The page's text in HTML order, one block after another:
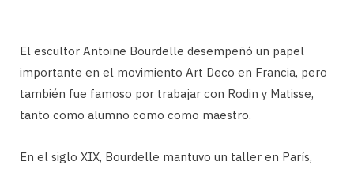
El escultor Antoine Bourdelle desempeñó un papel
importante en el movimiento Art Deco en Francia, pero
también fue famoso por trabajar con Rodin y Matisse,
tanto como alumno como como maestro.
En el siglo XIX, Bourdelle mantuvo un taller en París,